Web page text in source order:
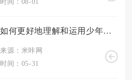
时间：08-01
如何更好地理解和运用少年三国志2时装的使用技巧
来源：米咔网
时间：05-31